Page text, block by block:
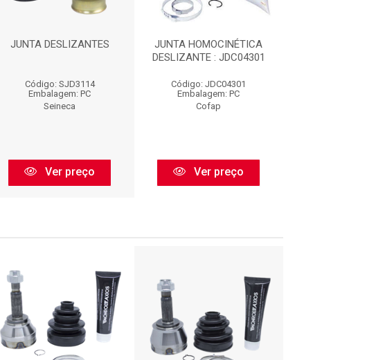
JUNTA DESLIZANTES
Código: SJD3114
Embalagem: PC
Seineca
Ver preço
JUNTA HOMOCINÉTICA
DESLIZANTE : JDC04301
Código: JDC04301
Embalagem: PC
Cofap
Ver preço